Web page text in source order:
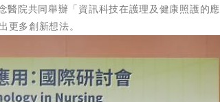
院共同舉辦「資訊科技在護理及健康照護的應
多創新想法。